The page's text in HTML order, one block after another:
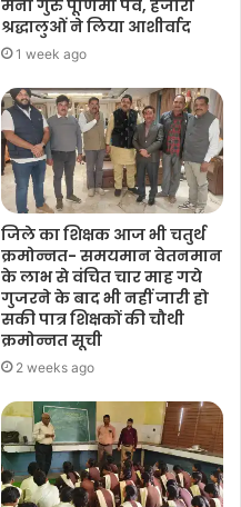
मना गुरु पूर्णिमा पर्व, हजारों
श्रद्धालुओं ने लिया आशीर्वाद
1 week ago
जिले का शिक्षक आज भी चतुर्थ
क्रमोन्नत- समयमान वेतनमान
के लाभ से वंचित चार माह गये
गुजरने के बाद भी नहीं जारी हो
सकी पात्र शिक्षकों की चौथी
क्रमोन्नत सूची
2 weeks ago